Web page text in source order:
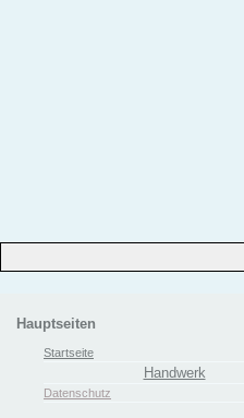
Hauptseiten
Startseite
Handwerk
Datenschutz